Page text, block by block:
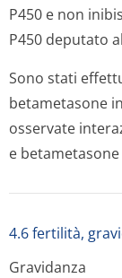
P450 e non
P450 deputato
Sono stati
betametasone
osservate
e
4.6 fertilità,
Gravidanza